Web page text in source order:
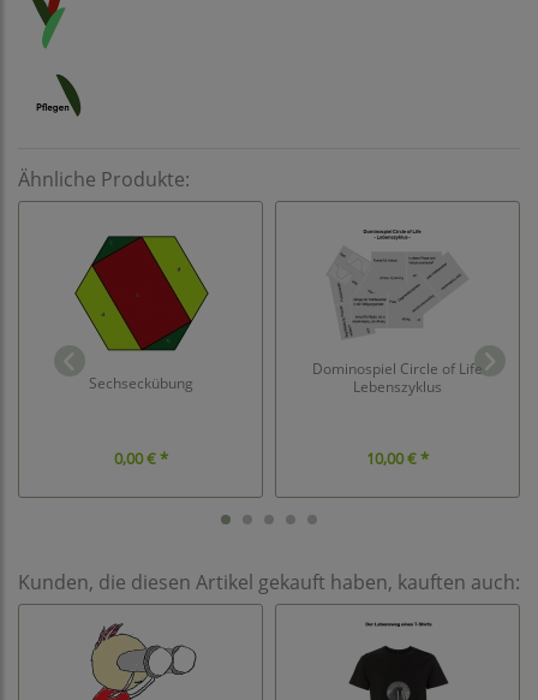
Ähnliche Produkte:
Sechseckübung
0,00 € *
Dominospiel Circle of Life
Lebenszyklus
10,00 € *
Kunden, die diesen Artikel gekauft haben, kauften auch: